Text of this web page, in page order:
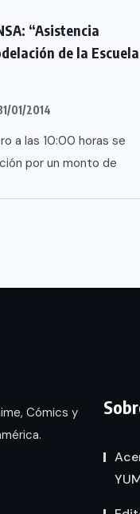
“Asistencia
de la Escuela
01/2014
a las 10:00 horas se
por un monto de
Cómics y